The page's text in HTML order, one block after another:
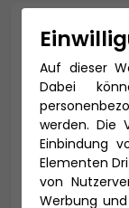
Anrede *
Titel
Auf dieser
Dabei
werden. Die
Einbindung
Elementen
von
Werbung